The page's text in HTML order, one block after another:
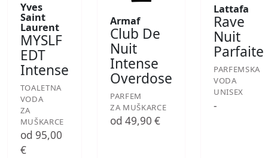
Yves
Saint
Laurent
MYSLF
EDT
Intense
TOALETNA
VODA
ZA
MUŠKARCE
od 95,00
€
Armaf
Club De
Nuit
Intense
Overdose
PARFEM
ZA MUŠKARCE
od 49,90 €
Lattafa
Rave
Nuit
Parfaite
PARFEMSKA
VODA
UNISEX
-